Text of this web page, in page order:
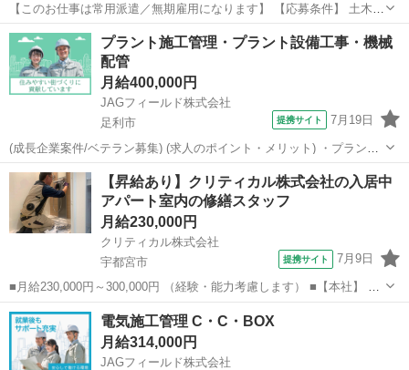
【このお仕事は常用派遣／無期雇用になります】 【応募条件】 土木施
工管理のご経験(5年以上) 60歳以上(省令3号のニ)※シニア層の雇用促進
のため 【勤務開始時期】 即日 【勤務時間】 8:00～17:00 【受動喫...
栃木 宇都宮市 その他
プラント施工管理・プラント設備工事・機械
配管
月給400,000円
JAGフィールド株式会社
足利市
提携サイト 7月19日
(成長企業案件/ベテラン募集) (求人のポイント・メリット) ・プラント
施工管理の経験を活かせます。 ・宿舎の用意あり、マイカー通勤も可
能。 ・募集2名枠。運転免許必須。 (仕事内容) プラント施工管理 現場
での施工管理...
栃木 足利市 その他
【昇給あり】クリティカル株式会社の入居中
アパート室内の修繕スタッフ
月給230,000円
クリティカル株式会社
宇都宮市
提携サイト 7月9日
■月給230,000円～300,000円 （経験・能力考慮します） ■【本社】 栃
木県宇都宮市西川田町1204-1 ■正社員 ■未経験歓迎、ボーナス・賞与
あり、昇給あり、車通勤OK、交通費支給、社会保険あり ■水道・設
備・電...
栃木 宇都宮市 その他
電気施工管理 C・C・BOX
月給314,000円
JAGフィールド株式会社